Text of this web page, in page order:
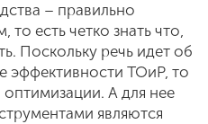
– правильно
есть четко знать что,
Поскольку речь идет об
эффективности ТОиР, то
А для нее
являются